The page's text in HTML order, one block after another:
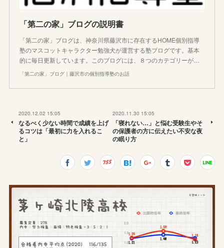
「第二の家」ブログの説明書
「第二の家」ブログは、神奈川県藤沢市に存在するHOME個別指導
塾のマスコットキャラクター勉強犬が運営する塾ブログです。基本
的に毎日更新しています。このブログには、８つのカテゴリーが…
「第二の家」ブログ｜藤沢市の個別指導塾のお話
2020.12.02 15:05
なるべく少ない時間で成績を上げ
るコツは「最初に力を入れるこ
と」
2020.11.30 15:05
「寝れない…」と悩む受験生やそ
の保護者の方に伝えたい不安な夜
の眠り方